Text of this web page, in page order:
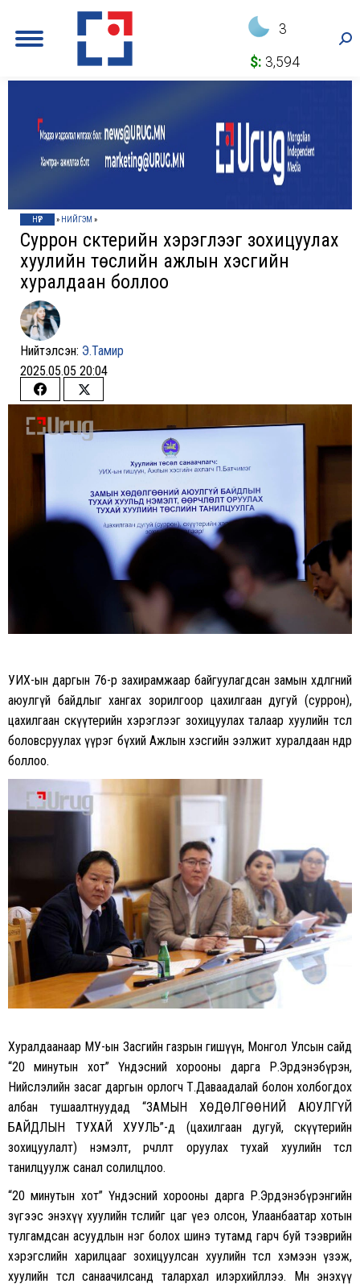
3
$: 3,594
НҮҮР » НИЙГЭМ »
Суррон скүүтерийн хэрэглээг зохицуулах
хуулийн төслийн ажлын хэсгийн
хуралдаан боллоо
Нийтэлсэн: Э.Тамир
2025.05.05 20:04
Share
on
Facebook
Share
on
УИХ-ын даргын 76-р захирамжаар байгуулагдсан замын хөдөлгөөний
аюулгүй байдлыг хангах зорилгоор цахилгаан дугуй (суррон),
цахилгаан скүүтерийн хэрэглээг зохицуулах талаар хуулийн төсөл
боловсруулах үүрэг бүхий Ажлын хэсгийн ээлжит хуралдаан өнөөдөр
боллоо.
Хуралдаанаар МУ-ын Засгийн газрын гишүүн, Монгол Улсын сайд
“20 минутын хот” Үндэсний хорооны дарга Р.Эрдэнэбүрэн,
Нийслэлийн засаг даргын орлогч Т.Даваадалай болон холбогдох
албан тушаалтнуудад “ЗАМЫН ХӨДӨЛГӨӨНИЙ АЮУЛГҮЙ
БАЙДЛЫН ТУХАЙ ХУУЛЬ”-д (цахилгаан дугуй, скүүтерийн
зохицуулалт) нэмэлт, өөрчлөлт оруулах тухай хуулийн төслөө
танилцуулж санал солилцлоо.
“20 минутын хот” Үндэсний хорооны дарга Р.Эрдэнэбүрэнгийн
зүгээс энэхүү хуулийн төслийг цаг үеэ олсон, Улаанбаатар хотын
тулгамдсан асуудлын нэг болох шинэ тутамд гарч буй тээврийн
хэрэгслийн харилцааг зохицуулсан хуулийн төсөл хэмээн үзэж,
хуулийн төсөл санаачилсанд талархал илэрхийллээ. Мөн энэхүү